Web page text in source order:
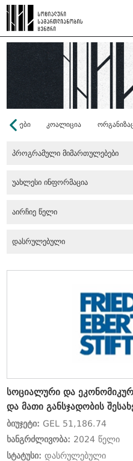
კოალიცია
პროგრამული მიმართულებები
უახლესი ინფორმაცია
აირჩიე წელი
დასრულებული
სოციალური და
და მათი განსჯადობის
ბიუჯეტი: GEL 51,186.74
ხანგრძლივობა: 2024 წელი
სტატუსი:დასრულებული